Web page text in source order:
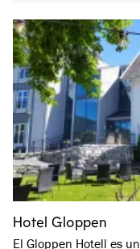
Hotel Gloppen
El Gloppen Hotell es